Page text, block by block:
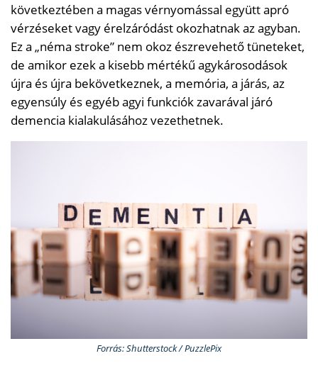
következtében a magas vérnyomással együtt apró
vérzéseket vagy érelzáródást okozhatnak az agyban.
Ez a „néma stroke” nem okoz észrevehető tüneteket,
de amikor ezek a kisebb mértékű agykárosodások
újra és újra bekövetkeznek, a memória, a járás, az
egyensúly és egyéb agyi funkciók zavarával járó
demencia kialakulásához vezethetnek.
Forrás: Shutterstock / PuzzlePix